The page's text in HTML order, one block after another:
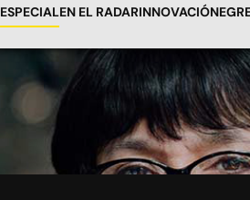
ESPECIALEN EL RADARINNOVACIÓN